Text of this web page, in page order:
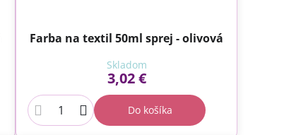
Farba na textil 50ml sprej - olivová
Skladom
3,02 €
Do košíka